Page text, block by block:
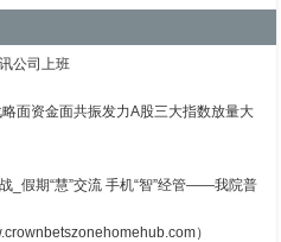
公司上班
面资金面共振发力A股三大指数放量大
_假期“慧”交流 手机“智”经管——我院普
）